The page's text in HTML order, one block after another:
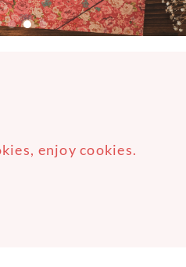
enjoy cookies.